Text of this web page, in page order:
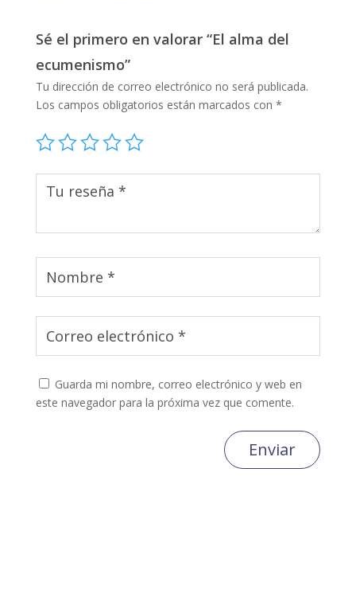
Sé el primero en valorar “El alma del
ecumenismo”
Tu dirección de correo electrónico no será publicada.
Los campos obligatorios están marcados con *
Guarda mi nombre, correo electrónico y web en
este navegador para la próxima vez que comente.
Enviar